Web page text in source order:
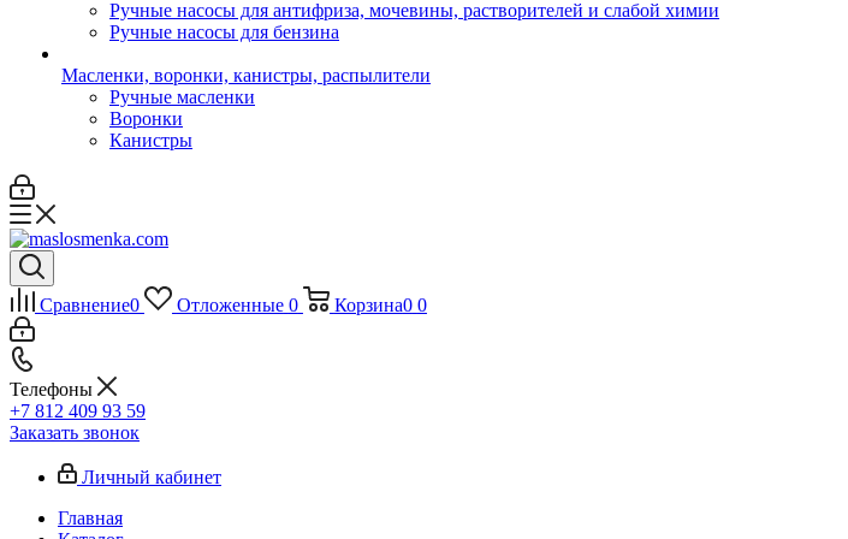
Ручные насосы для антифриза, мочевины, растворителей и слабой химии
Ручные насосы для бензина
Масленки, воронки, канистры, распылители
Ручные масленки
Воронки
Канистры
Сравнение0 Отложенные 0 Корзина0 0
Телефоны
+7 812 409 93 59
Заказать звонок
Личный кабинет
Главная